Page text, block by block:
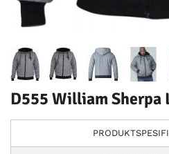
D555 William Sherpa